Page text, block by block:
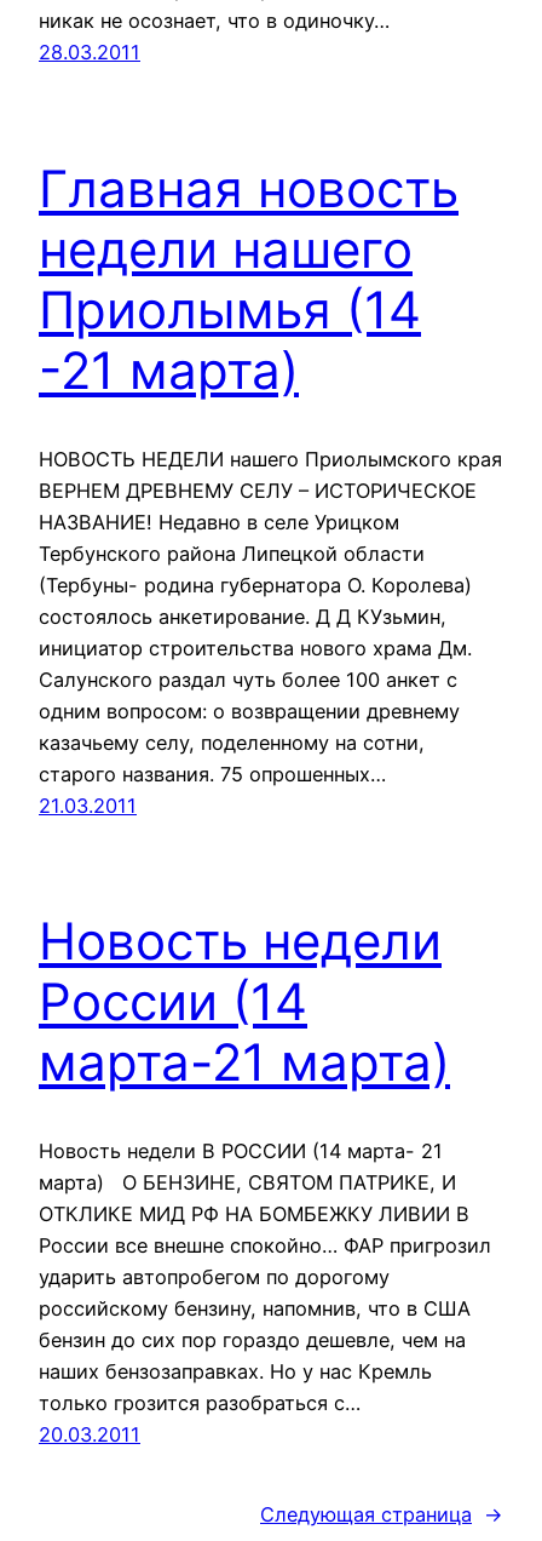
никак не осознает, что в одиночку…
28.03.2011
Главная новость
недели нашего
Приолымья (14
-21 марта)
НОВОСТЬ НЕДЕЛИ нашего Приолымского края
ВЕРНЕМ ДРЕВНЕМУ СЕЛУ – ИСТОРИЧЕСКОЕ
НАЗВАНИЕ! Недавно в селе Урицком
Тербунского района Липецкой области
(Тербуны- родина губернатора О. Королева)
состоялось анкетирование. Д Д КУзьмин,
инициатор строительства нового храма Дм.
Салунского раздал чуть более 100 анкет с
одним вопросом: о возвращении древнему
казачьему селу, поделенному на сотни,
старого названия. 75 опрошенных…
21.03.2011
Новость недели
России (14
марта-21 марта)
Новость недели В РОССИИ (14 марта- 21
марта) О БЕНЗИНЕ, СВЯТОМ ПАТРИКЕ, И
ОТКЛИКЕ МИД РФ НА БОМБЕЖКУ ЛИВИИ В
России все внешне спокойно… ФАР пригрозил
ударить автопробегом по дорогому
российскому бензину, напомнив, что в США
бензин до сих пор гораздо дешевле, чем на
наших бензозаправках. Но у нас Кремль
только грозится разобраться с…
20.03.2011
Следующая страница →